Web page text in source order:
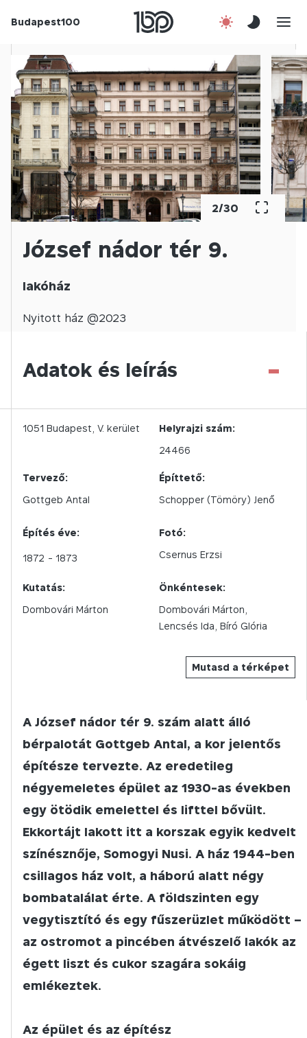
Budapest100
Csatlakozz!
Kapcsolat
En
3/30
József nádor tér 9.
lakóház
Nyitott ház @2023
Adatok és leírás -
Mutasd a térképet
1051 Budapest, V. kerület
Helyrajzi szám:
24466
Tervező:
Gottgeb Antal
Építtető:
Schopper (Tömöry) Jenő
Építés éve:
1872 - 1873
Fotó:
Csernus Erzsi
Kutatás:
Dombovári Márton
Önkéntesek:
Dombovári Márton,
Lencsés Ida, Bíró Glória
A József nádor tér 9. szám alatt álló
bérpalotát Gottgeb Antal, a kor jelentős
építésze tervezte. Az eredetileg
négyemeletes épület az 1930-as években
egy ötödik emelettel és lifttel bővült.
Ekkortájt lakott itt a korszak egyik kedvelt
színésznője, Somogyi Nusi. A ház 1944-ben
csillagos ház volt, a háború alatt négy
bombatalálat érte. A földszinten egy
vegytisztító és egy fűszerüzlet működött –
az ostromot a pincében átvészelő lakók az
égett liszt és cukor szagára sokáig
emlékeztek.
Az épület és az építész